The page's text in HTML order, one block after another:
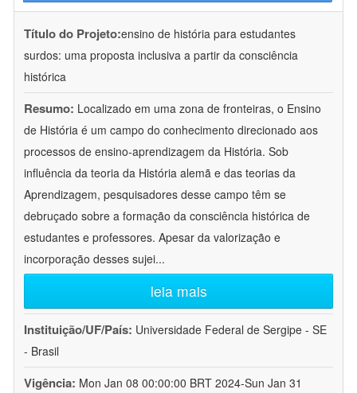
Título do Projeto:ensino de história para estudantes
surdos: uma proposta inclusiva a partir da consciência
histórica
Resumo: Localizado em uma zona de fronteiras, o Ensino
de História é um campo do conhecimento direcionado aos
processos de ensino-aprendizagem da História. Sob
influência da teoria da História alemã e das teorias da
Aprendizagem, pesquisadores desse campo têm se
debruçado sobre a formação da consciência histórica de
estudantes e professores. Apesar da valorização e
incorporação desses sujei...
leia mais
Instituição/UF/País: Universidade Federal de Sergipe - SE
- Brasil
Vigência: Mon Jan 08 00:00:00 BRT 2024-Sun Jan 31